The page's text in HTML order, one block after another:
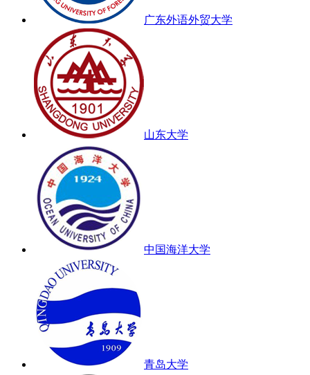
广东外语外贸大学
山东大学
中国海洋大学
青岛大学